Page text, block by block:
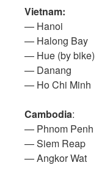
Vietnam:
— Hanoi
— Halong Bay
— Hue (by bike)
— Danang
— Ho Chi Minh
Cambodia:
— Phnom Penh
— Siem Reap
— Angkor Wat